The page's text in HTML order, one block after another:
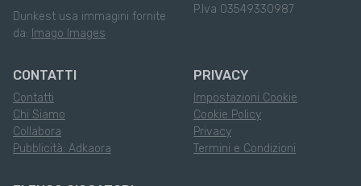
Dunkest usa immagini fornite
da: Imago Images
P.Iva 03549330987
CONTATTI
Contatti
Chi Siamo
Collabora
Pubblicità: Adkaora
PRIVACY
Impostazioni Cookie
Cookie Policy
Privacy
Termini e Condizioni